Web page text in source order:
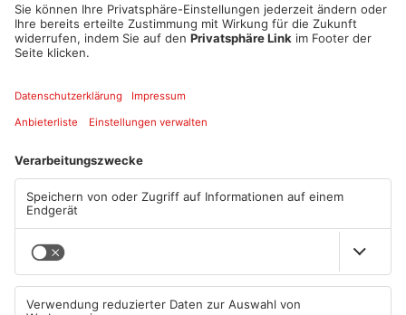
melden. Hinweise nimmt die Kripo Aschaffenburg unter
06021/857-1733 entgegen.
Mit Unterstützung aus der Bevölkerung hofft die Polizei, den
ANZEIGE